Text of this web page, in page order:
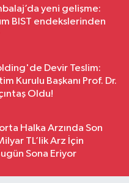
yeni gelişme:
BIST endekslerinden
Devir Teslim:
Kurulu Başkanı Prof. Dr.
Oldu!
Halka Arzında Son
TL’lik Arz İçin
Sona Eriyor